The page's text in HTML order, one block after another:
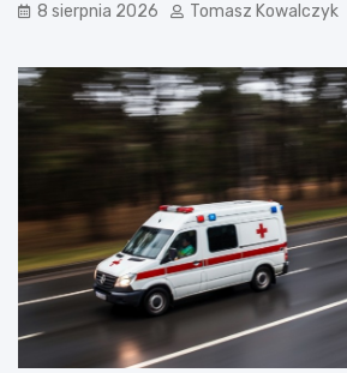
8 sierpnia 2026 Tomasz Kowalczyk